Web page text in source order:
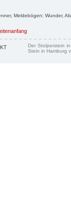
Meldebögen; Wunder,
Der Stolperstein
Stein in Hamburg